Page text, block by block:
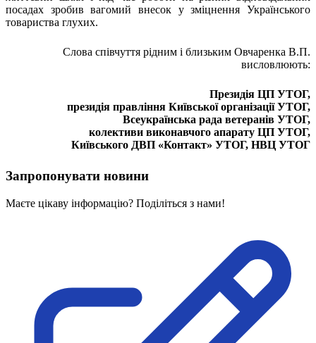
Статут УТОГ
Нормативна база УТОГ
Законодавство
Декларації
посадах зробив вагомий внесок у зміцнення Українського
товариства глухих.
Слова співчуття рідним і близьким Овчаренка В.П.
висловлюють:
Президія ЦП УТОГ,
президія правління Київської організації УТОГ,
Всеукраїнська рада ветеранів УТОГ,
колективи виконавчого апарату ЦП УТОГ,
Київського ДВП «Контакт» УТОГ, НВЦ УТОГ
Запропонувати новини
Маєте цікаву інформацію? Поділіться з нами!